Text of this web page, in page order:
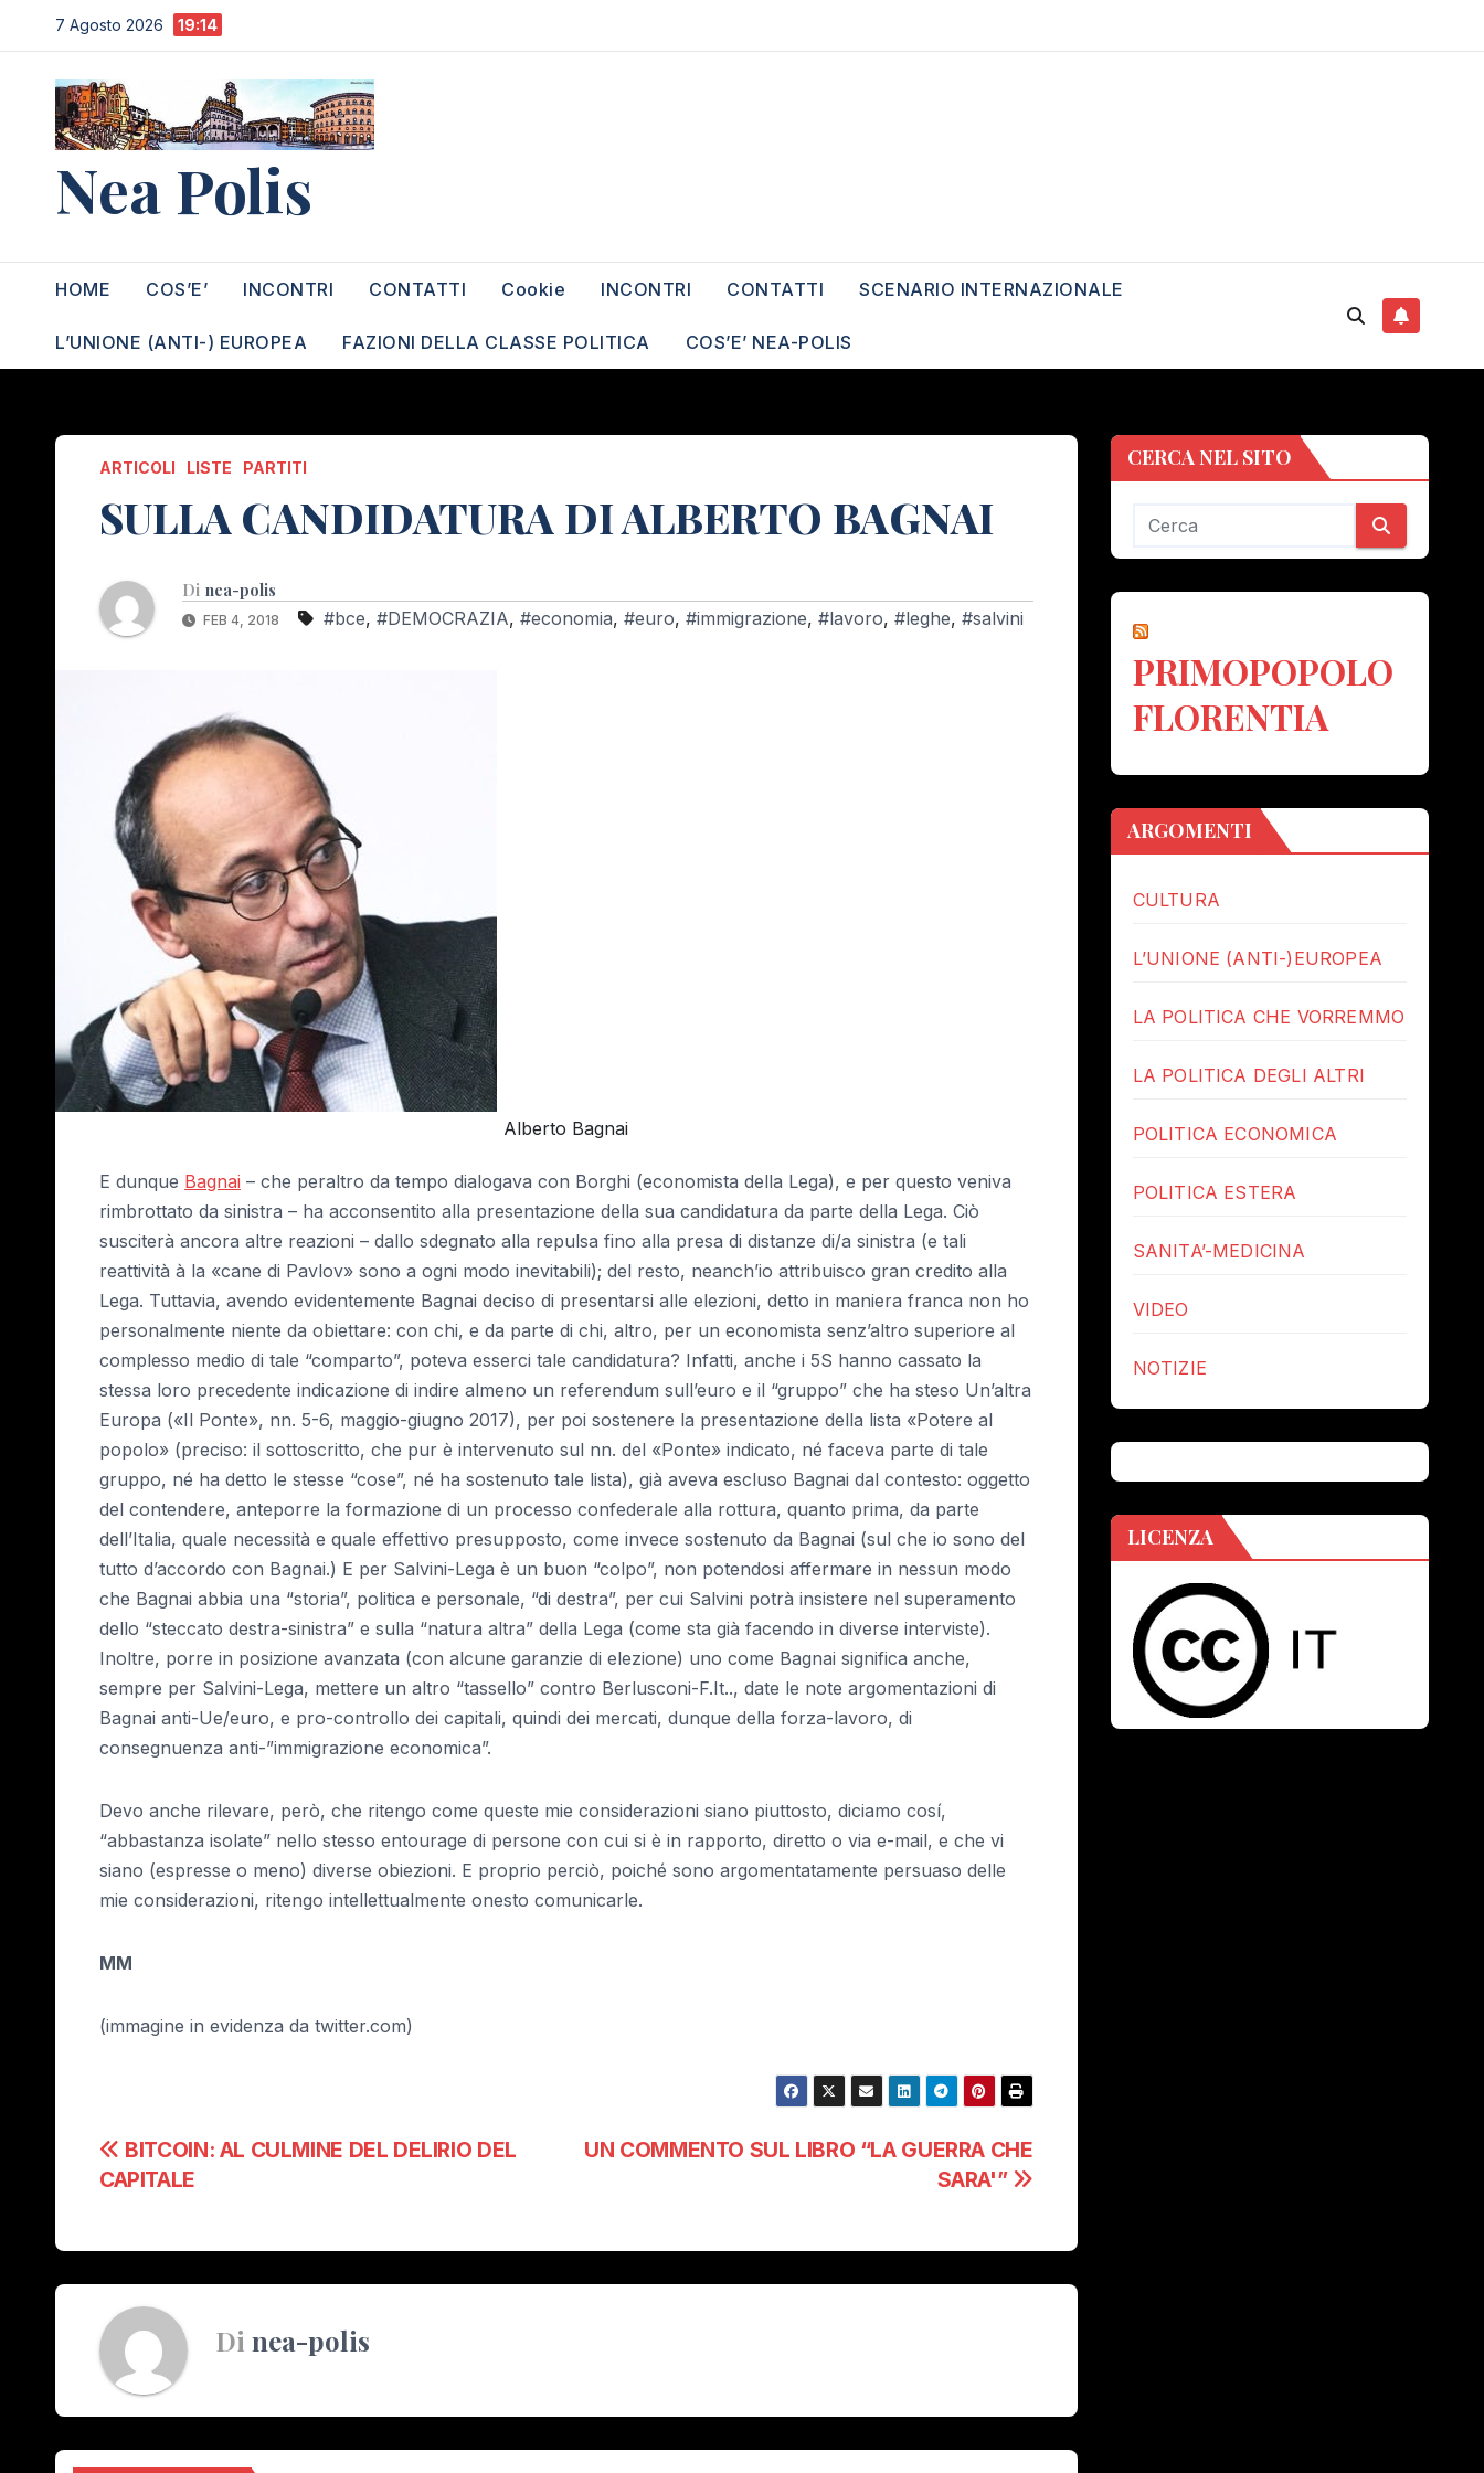
al
contenuto
7 Agosto 2026 19:14
Nea Polis
HOME COS’E’ INCONTRI CONTATTI Cookie INCONTRI CONTATTI SCENARIO INTERNAZIONALE
L’UNIONE (ANTI-) EUROPEA FAZIONI DELLA CLASSE POLITICA COS’E’ NEA-POLIS
ARTICOLI LISTE PARTITI
SULLA CANDIDATURA DI ALBERTO BAGNAI
Di nea-polis
FEB 4, 2018 #bce, #DEMOCRAZIA, #economia, #euro, #immigrazione, #lavoro, #leghe, #salvini
Alberto Bagnai
E dunque Bagnai – che peraltro da tempo dialogava con Borghi (economista della Lega), e per questo veniva
rimbrottato da sinistra – ha acconsentito alla presentazione della sua candidatura da parte della Lega. Ciò
susciterà ancora altre reazioni – dallo sdegnato alla repulsa fino alla presa di distanze di/a sinistra (e tali
reattività à la «cane di Pavlov» sono a ogni modo inevitabili); del resto, neanch’io attribuisco gran credito alla
Lega. Tuttavia, avendo evidentemente Bagnai deciso di presentarsi alle elezioni, detto in maniera franca non ho
personalmente niente da obiettare: con chi, e da parte di chi, altro, per un economista senz’altro superiore al
complesso medio di tale “comparto”, poteva esserci tale candidatura? Infatti, anche i 5S hanno cassato la
stessa loro precedente indicazione di indire almeno un referendum sull’euro e il “gruppo” che ha steso Un’altra
Europa («Il Ponte», nn. 5-6, maggio-giugno 2017), per poi sostenere la presentazione della lista «Potere al
popolo» (preciso: il sottoscritto, che pur è intervenuto sul nn. del «Ponte» indicato, né faceva parte di tale
gruppo, né ha detto le stesse “cose”, né ha sostenuto tale lista), già aveva escluso Bagnai dal contesto: oggetto
del contendere, anteporre la formazione di un processo confederale alla rottura, quanto prima, da parte
dell’Italia, quale necessità e quale effettivo presupposto, come invece sostenuto da Bagnai (sul che io sono del
tutto d’accordo con Bagnai.) E per Salvini-Lega è un buon “colpo”, non potendosi affermare in nessun modo
che Bagnai abbia una “storia”, politica e personale, “di destra”, per cui Salvini potrà insistere nel superamento
dello “steccato destra-sinistra” e sulla “natura altra” della Lega (come sta già facendo in diverse interviste).
Inoltre, porre in posizione avanzata (con alcune garanzie di elezione) uno come Bagnai significa anche,
sempre per Salvini-Lega, mettere un altro “tassello” contro Berlusconi-F.It.., date le note argomentazioni di
Bagnai anti-Ue/euro, e pro-controllo dei capitali, quindi dei mercati, dunque della forza-lavoro, di
consegnuenza anti-”immigrazione economica”.
Devo anche rilevare, però, che ritengo come queste mie considerazioni siano piuttosto, diciamo cosí,
“abbastanza isolate” nello stesso entourage di persone con cui si è in rapporto, diretto o via e-mail, e che vi
siano (espresse o meno) diverse obiezioni. E proprio perciò, poiché sono argomentatamente persuaso delle
mie considerazioni, ritengo intellettualmente onesto comunicarle.
MM
(immagine in evidenza da twitter.com)
Navigazione
articoli
UN COMMENTO SUL LIBRO “LA GUERRA CHE
SARA'”
BITCOIN: AL CULMINE DEL DELIRIO DEL
CAPITALE
Di nea-polis
CERCA NEL SITO
PRIMOPOPOLO
FLORENTIA
ARGOMENTI
CULTURA
L’UNIONE (ANTI-)EUROPEA
LA POLITICA CHE VORREMMO
LA POLITICA DEGLI ALTRI
POLITICA ECONOMICA
POLITICA ESTERA
SANITA’-MEDICINA
VIDEO
NOTIZIE
LICENZA